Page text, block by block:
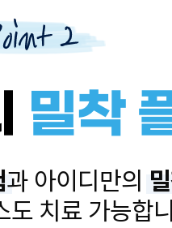
밀착
과 아이디만의
도 치료 가능합